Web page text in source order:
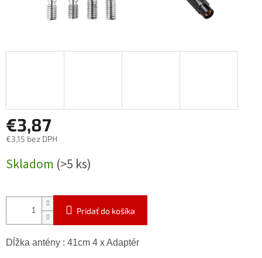
€3,87
€3,15 bez DPH
cena:
Skladom (>5 ks)
Pridať do košíka
Dĺžka antény : 41cm 4 x Adaptér